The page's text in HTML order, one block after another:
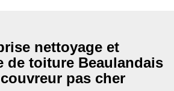
nettoyage et
de toiture Beaulandais
pas cher